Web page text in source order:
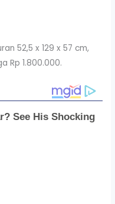
52,5 x 129 x 57 cm,
Rp 1.800.000.